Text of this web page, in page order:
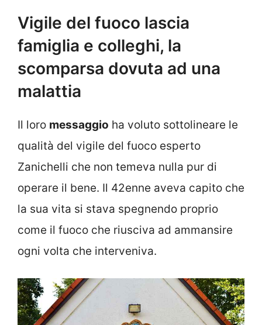
Vigile del fuoco lascia
famiglia e colleghi, la
scomparsa dovuta ad una
malattia
Il loro messaggio ha voluto sottolineare le
qualità del vigile del fuoco esperto
Zanichelli che non temeva nulla pur di
operare il bene. Il 42enne aveva capito che
la sua vita si stava spegnendo proprio
come il fuoco che riusciva ad ammansire
ogni volta che interveniva.